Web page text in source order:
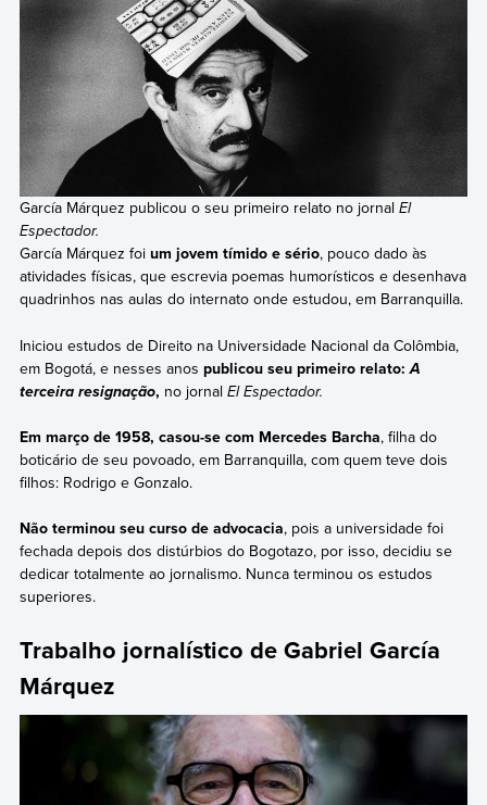
García Márquez publicou o seu primeiro relato no jornal El
Espectador.
García Márquez foi um jovem tímido e sério, pouco dado às
atividades físicas, que escrevia poemas humorísticos e desenhava
quadrinhos nas aulas do internato onde estudou, em Barranquilla.
Iniciou estudos de Direito na Universidade Nacional da Colômbia,
em Bogotá, e nesses anos publicou seu primeiro relato:A
terceira resignação, no jornal El Espectador.
Em março de 1958, casou-se com Mercedes Barcha, filha do
boticário de seu povoado, em Barranquilla, com quem teve dois
filhos: Rodrigo e Gonzalo.
Não terminou seu curso de advocacia, pois a universidade foi
fechada depois dos distúrbios do Bogotazo, por isso, decidiu se
dedicar totalmente ao jornalismo. Nunca terminou os estudos
superiores.
Trabalho jornalístico de Gabriel García
Márquez